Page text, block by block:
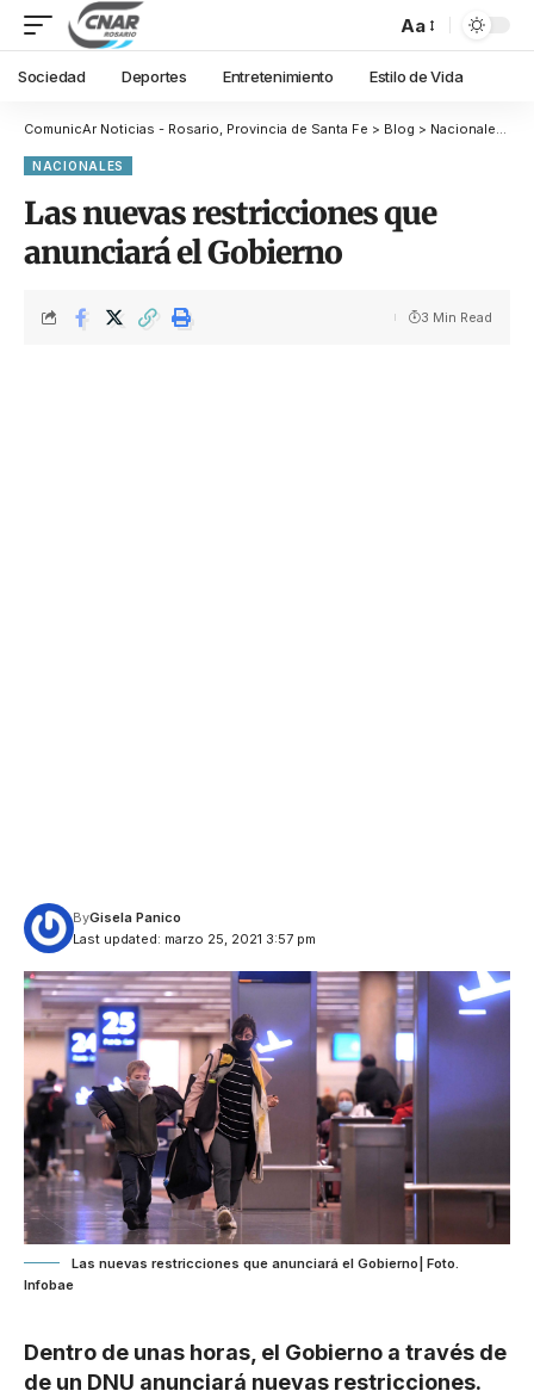
Aa
Sociedad Deportes Entretenimiento Estilo de Vida
ComunicAr Noticias - Rosario, Provincia de Santa Fe > Blog > Nacionales >
NACIONALES
Las nuevas restricciones que
anunciará el Gobierno
Last updated: marzo 25, 2021 3:57 pm
ByGisela Panico
3 Min Read
Las nuevas restricciones que anunciará el Gobierno| Foto.
Infobae
Dentro de unas horas, el Gobierno a través de
de un DNU anunciará nuevas restricciones.